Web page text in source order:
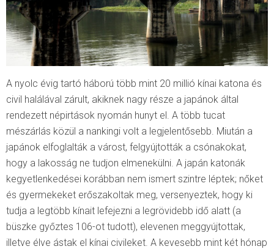
A nyolc évig tartó háború több mint 20 millió kínai katona és
civil halálával zárult, akiknek nagy része a japánok által
rendezett népirtások nyomán hunyt el. A több tucat
mészárlás közül a nankingi volt a legjelentősebb. Miután a
japánok elfoglalták a várost, felgyújtották a csónakokat,
hogy a lakosság ne tudjon elmenekülni. A japán katonák
kegyetlenkedései korábban nem ismert szintre léptek; nőket
és gyermekeket erőszakoltak meg, versenyeztek, hogy ki
tudja a legtöbb kínait lefejezni a legrövidebb idő alatt (a
büszke győztes 106-ot tudott), elevenen meggyújtottak,
illetve élve ástak el kínai civileket. A kevesebb mint két hónap